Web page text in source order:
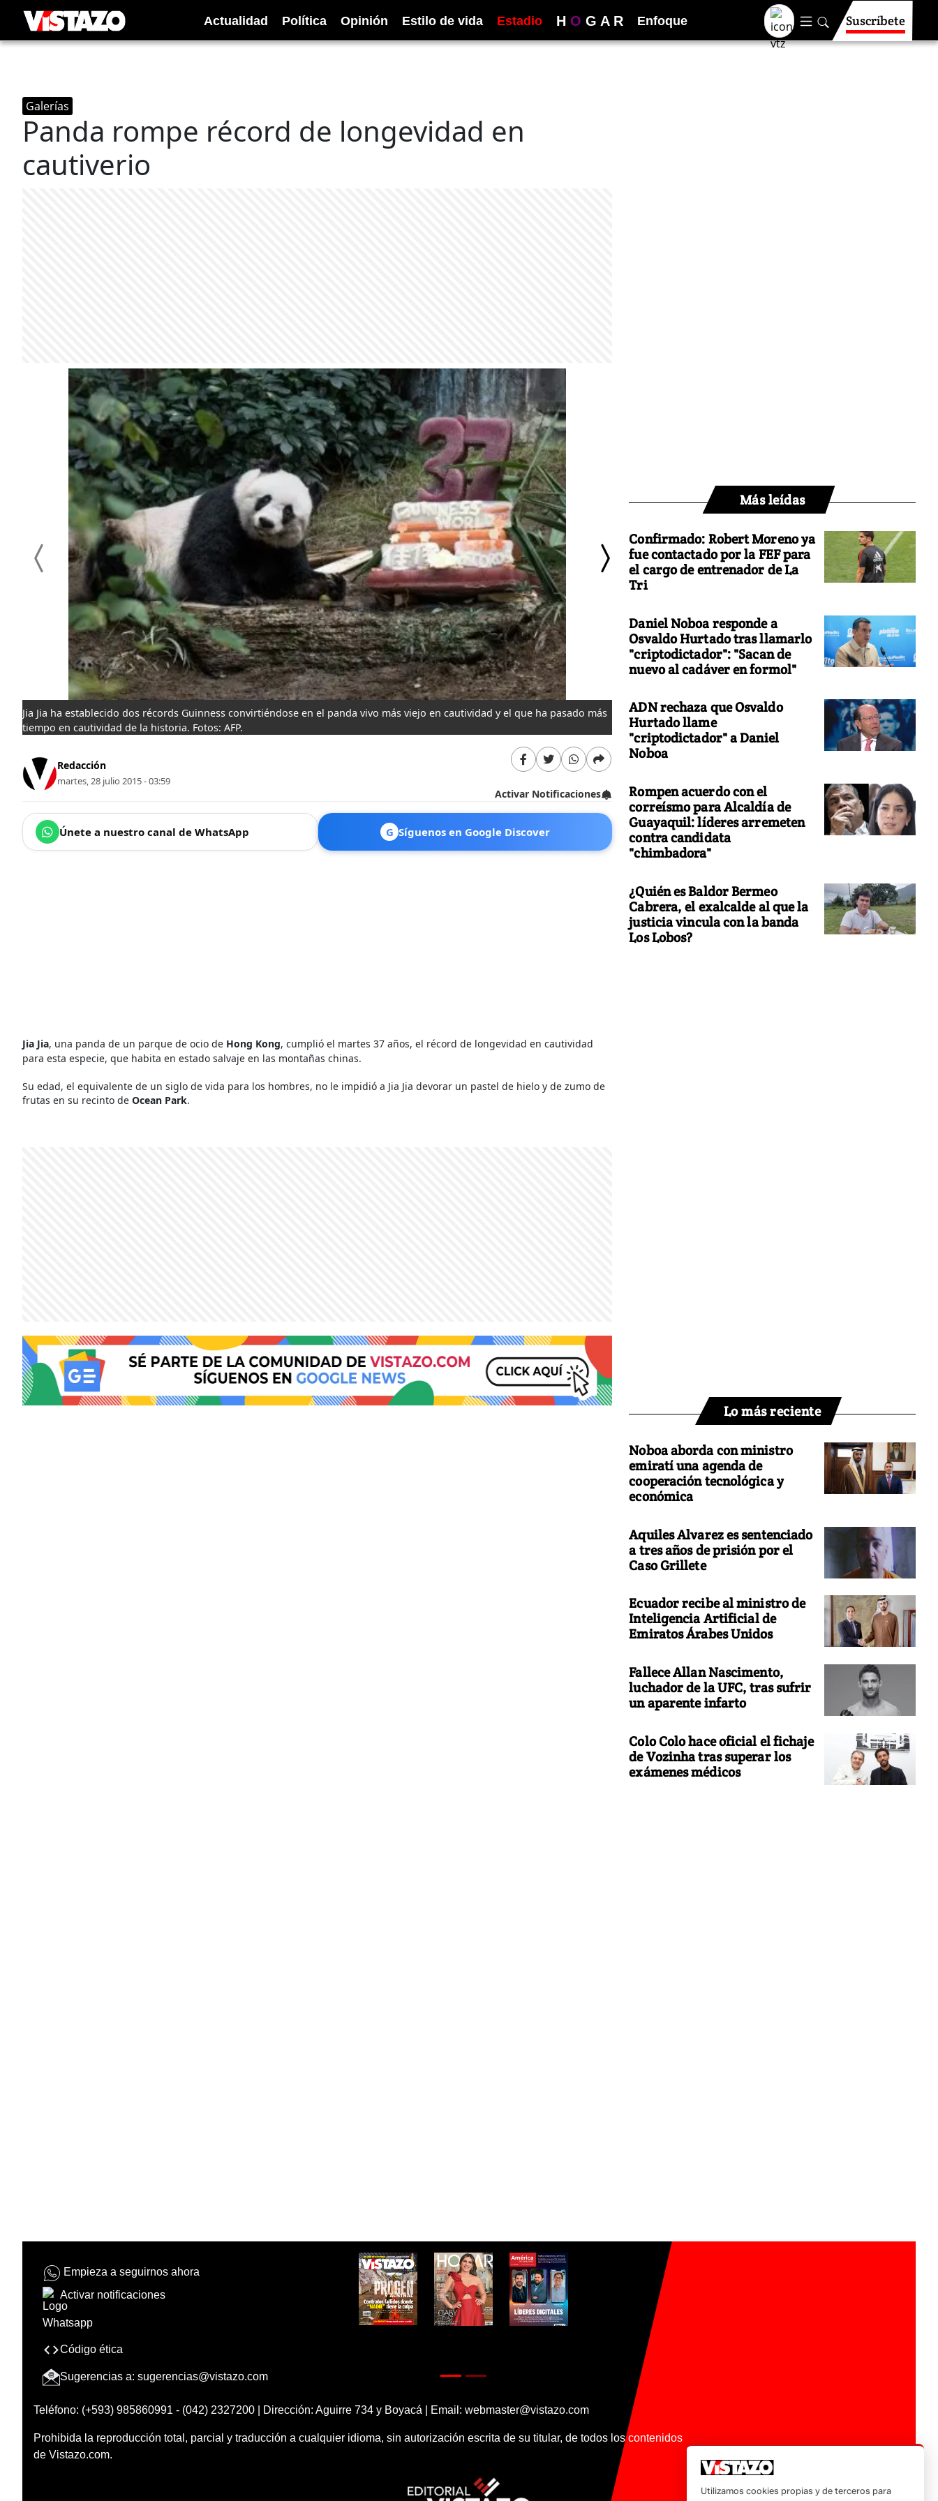
Actualidad Política Opinión Estilo de vida Estadio H O G A R Enfoque Suscríbete
Galerías
Panda rompe récord de longevidad en
cautiverio
Jia Jia ha establecido dos récords Guinness convirtiéndose en el panda vivo más viejo en cautividad y el que ha pasado más
tiempo en cautividad de la historia. Fotos: AFP.
De la subespecie de pandas gigantes
Redacción
martes, 28 julio 2015 - 03:59
Activar Notificaciones
Únete a nuestro canal de WhatsApp G Síguenos en Google Discover
Jia Jia, una panda de un parque de ocio de Hong Kong, cumplió el martes 37 años, el récord de longevidad en cautividad
para esta especie, que habita en estado salvaje en las montañas chinas.
Su edad, el equivalente de un siglo de vida para los hombres, no le impidió a Jia Jia devorar un pastel de hielo y de zumo de
frutas en su recinto de Ocean Park.
Más leídas
Confirmado: Robert Moreno ya
fue contactado por la FEF para
el cargo de entrenador de La
Tri
Daniel Noboa responde a
Osvaldo Hurtado tras llamarlo
"criptodictador": "Sacan de
nuevo al cadáver en formol"
ADN rechaza que Osvaldo
Hurtado llame
"criptodictador" a Daniel
Noboa
Rompen acuerdo con el
correísmo para Alcaldía de
Guayaquil: líderes arremeten
contra candidata
"chimbadora"
¿Quién es Baldor Bermeo
Cabrera, el exalcalde al que la
justicia vincula con la banda
Los Lobos?
Lo más reciente
Noboa aborda con ministro
emiratí una agenda de
cooperación tecnológica y
económica
Aquiles Alvarez es sentenciado
a tres años de prisión por el
Caso Grillete
Ecuador recibe al ministro de
Inteligencia Artificial de
Emiratos Árabes Unidos
Fallece Allan Nascimento,
luchador de la UFC, tras sufrir
un aparente infarto
Colo Colo hace oficial el fichaje
de Vozinha tras superar los
exámenes médicos
Empieza a seguirnos ahora
Activar notificaciones
Código ética
Sugerencias a: sugerencias@vistazo.com
Teléfono: (+593) 985860991 - (042) 2327200 | Dirección: Aguirre 734 y Boyacá | Email: webmaster@vistazo.com
Prohibida la reproducción total, parcial y traducción a cualquier idioma, sin autorización escrita de su titular, de todos los contenidos
de Vistazo.com.
Utilizamos cookies propias y de terceros para